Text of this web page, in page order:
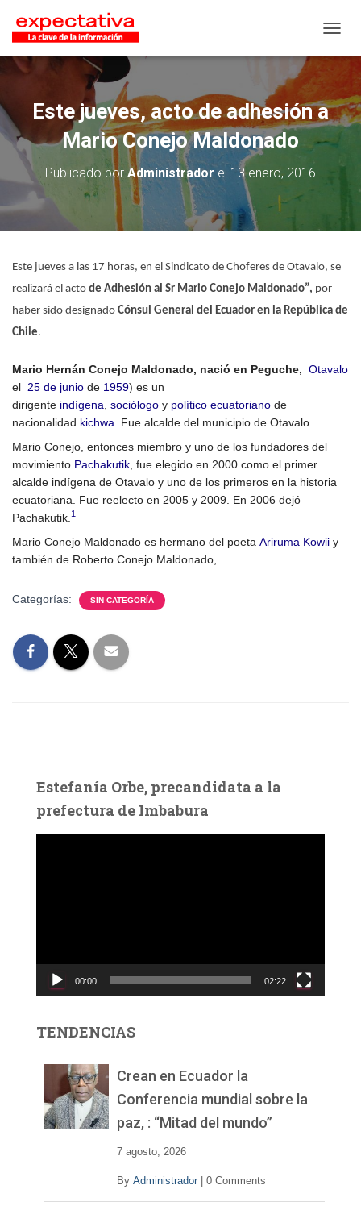
Este jueves, acto de adhesión a
Mario Conejo Maldonado
Publicado por Administrador el 13 enero, 2016
Este jueves a las 17 horas, en el Sindicato de Choferes de Otavalo, se
realizará el acto de Adhesión al Sr Mario Conejo Maldonado”, por
haber sido designado Cónsul General del Ecuador en la República de
Chile.
Mario Hernán Conejo Maldonado, nació en Peguche, Otavalo
el 25 de junio de 1959) es un
dirigente indígena sociólogo y político ecuatoriano de
nacionalidad kichwa . Fue alcalde del municipio de Otavalo.
Mario Conejo, entonces miembro y uno de los fundadores del
movimiento Pachakutik , fue elegido en 2000 como el primer
alcalde indígena de Otavalo y uno de los primeros en la historia
ecuatoriana. Fue reelecto en 2005 y 2009. En 2006 dejó
Pachakutik. 1
Mario Conejo Maldonado es hermano del poeta Ariruma Kowii y
también de Roberto Conejo Maldonado,
Categorías: SIN CATEGORÍA
Estefanía Orbe, precandidata a la
prefectura de Imbabura
c
d
00:00 02:22
TENDENCIAS
Crean en Ecuador la
Conferencia mundial sobre la
paz, : “Mitad del mundo”
7 agosto, 2026
By Administrador 0 Comments